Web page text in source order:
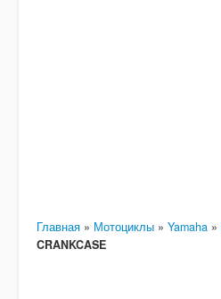
Главная » Мотоциклы » Yamaha »
CRANKCASE